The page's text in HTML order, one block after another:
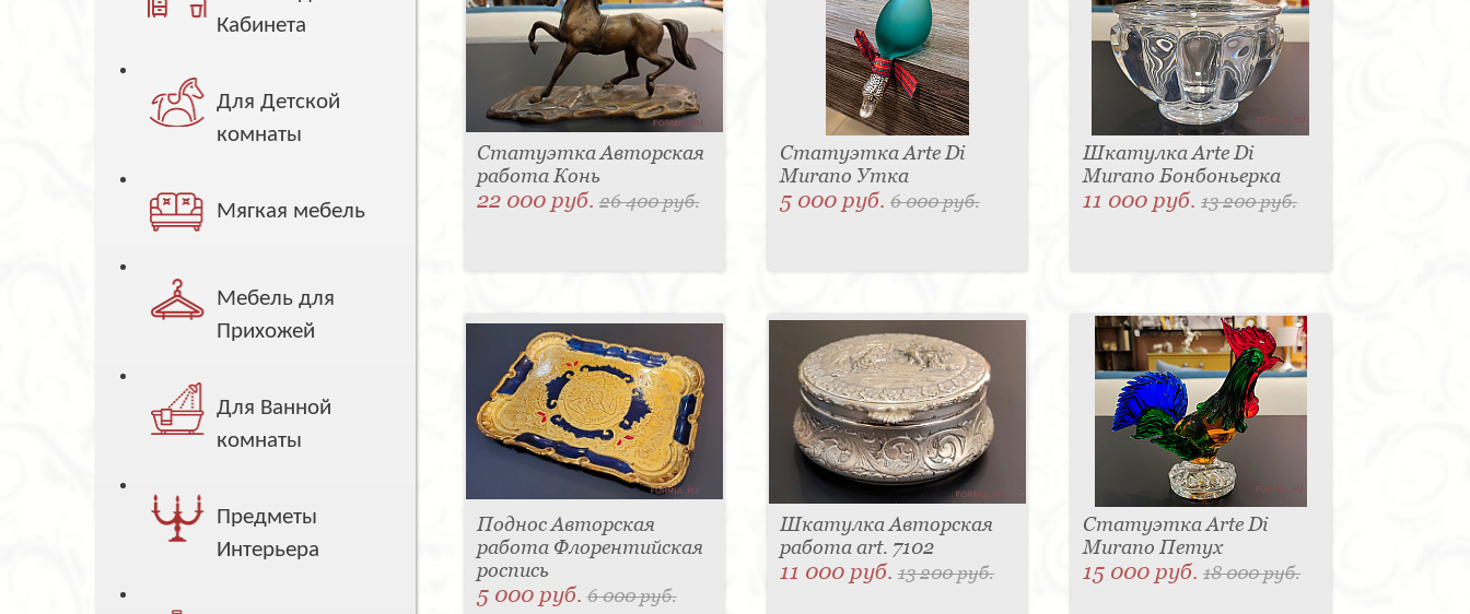
Кабинета
Для Детской
комнаты
Мягкая мебель
Мебель для
Прихожей
Для Ванной
комнаты
Предметы
Интерьера
Статуэтка Авторская
работа Конь
22 000 руб.26 400 руб.
Статуэтка Arte Di
Murano Утка
5 000 руб. 6 000 руб.
Шкатулка Arte Di
Murano Бонбоньерка
11 000 руб.13 200 руб.
Поднос Авторская
работа Флорентийская
роспись
5 000 руб.6 000 руб.
Шкатулка Авторская
работа art. 7102
11 000 руб. 13 200 руб.
Статуэтка Arte Di
Murano Петух
15 000 руб.18 000 руб.